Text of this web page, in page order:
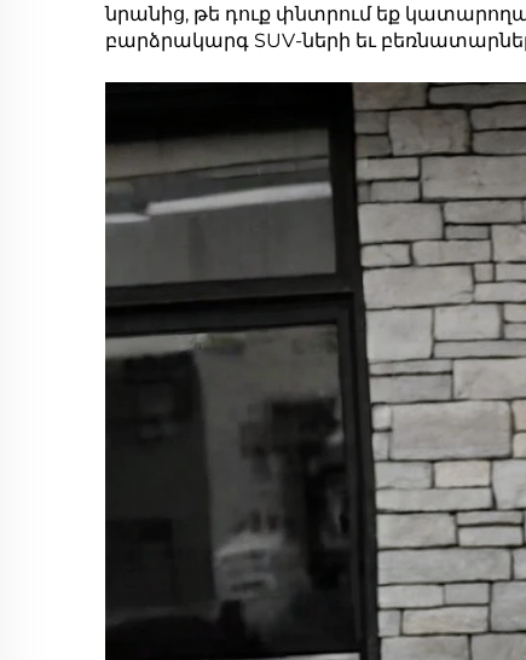
նրանից, թե դուք փնտրում եք
բարձրակարգ SUV-ների եւ